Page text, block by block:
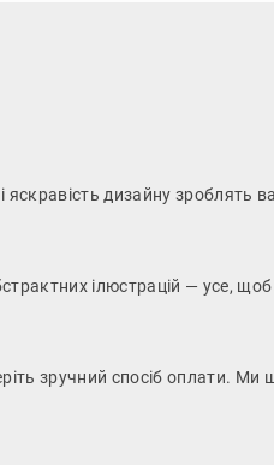
дизайну зроблять
ілюстрацій — усе,
зручний спосіб оплати. Ми